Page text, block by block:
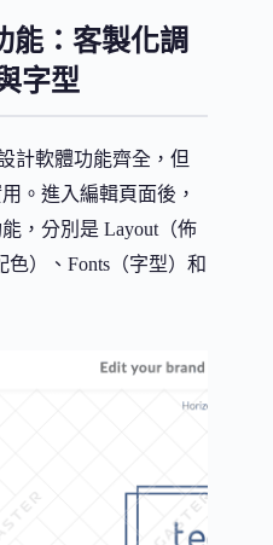
能：客製化調
字型
計軟體功能齊全，但
。進入編輯頁面後，
，分別是 Layout（佈
色）、Fonts（字型）和